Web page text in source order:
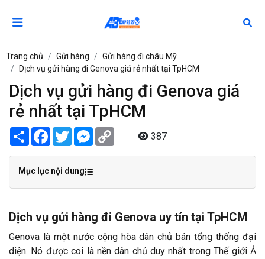
Trang chủ Gửi hàng
Gửi hàng đi châu Mỹ
Dịch vụ gửi hàng đi Genova giá rẻ nhất tại TpHCM
Dịch vụ gửi hàng đi Genova giá
rẻ nhất tại TpHCM
Share Facebook
TwitterMessenger 387
Mục lục nội dung
Dịch vụ gửi hàng đi Genova uy tín tại TpHCM
Genova là một nước cộng hòa dân chủ bán tổng thống đại
diện. Nó được coi là nền dân chủ duy nhất trong Thế giới Ả